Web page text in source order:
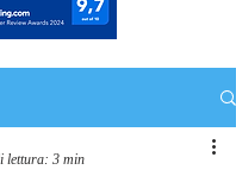
lettura: 3 min